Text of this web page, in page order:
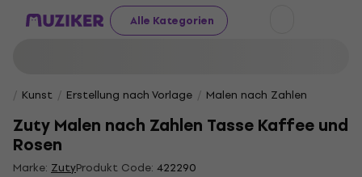
Alle Kategorien
Kunst Erstellung nach Vorlage Malen nach Zahlen
Zuty Malen nach Zahlen Tasse Kaffee und
Rosen
Marke: ZutyProdukt Code: 422290